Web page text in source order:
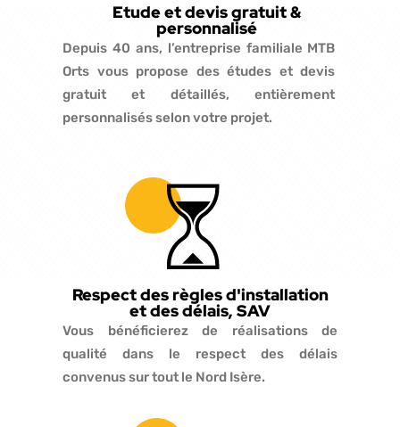
Etude et devis gratuit &
personnalisé
Depuis 40 ans, l’entreprise familiale MTB
Orts vous propose des études et devis
gratuit et détaillés, entièrement
personnalisés selon votre projet.
Respect des règles d'installation
et des délais, SAV
Vous bénéficierez de réalisations de
qualité dans le respect des délais
convenus sur tout le Nord Isère.